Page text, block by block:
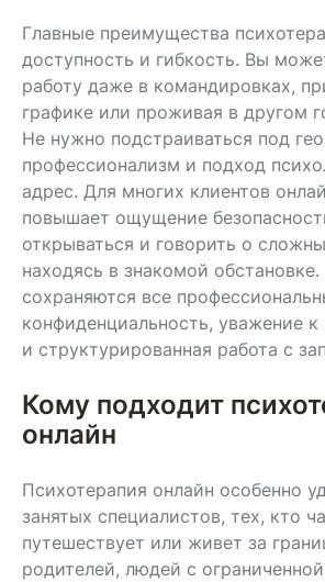
Главные преимущества
доступность и гибкость. Вы
работу даже в командировках,
графике или проживая в другом
Не нужно подстраиваться под
профессионализм и подход
адрес. Для многих клиентов
повышает ощущение
открываться и говорить о
находясь в знакомой
сохраняются все
конфиденциальность, уважение к
и структурированная работа с
Кому подходит
онлайн
Психотерапия онлайн особенно
занятых специалистов, тех, кто
путешествует или живет за
родителей, людей с